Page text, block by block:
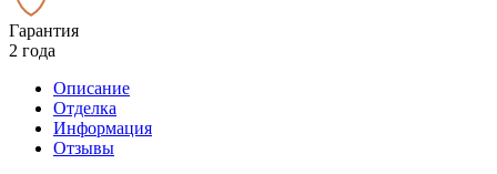
Гарантия
2 года
Описание
Отделка
Информация
Отзывы